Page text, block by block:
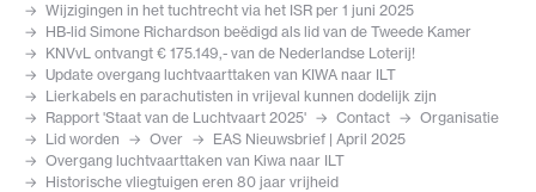
Wijzigingen in het tuchtrecht via het ISR per 1 juni 2025
HB-lid Simone Richardson beëdigd als lid van de Tweede Kamer
KNVvL ontvangt € 175.149,- van de Nederlandse Loterij!
Update overgang luchtvaarttaken van KIWA naar ILT
Lierkabels en parachutisten in vrijeval kunnen dodelijk zijn
Rapport 'Staat van de Luchtvaart 2025'
Contact
Organisatie
Lid worden
Over
EAS Nieuwsbrief | April 2025
Overgang luchtvaarttaken van Kiwa naar ILT
Historische vliegtuigen eren 80 jaar vrijheid